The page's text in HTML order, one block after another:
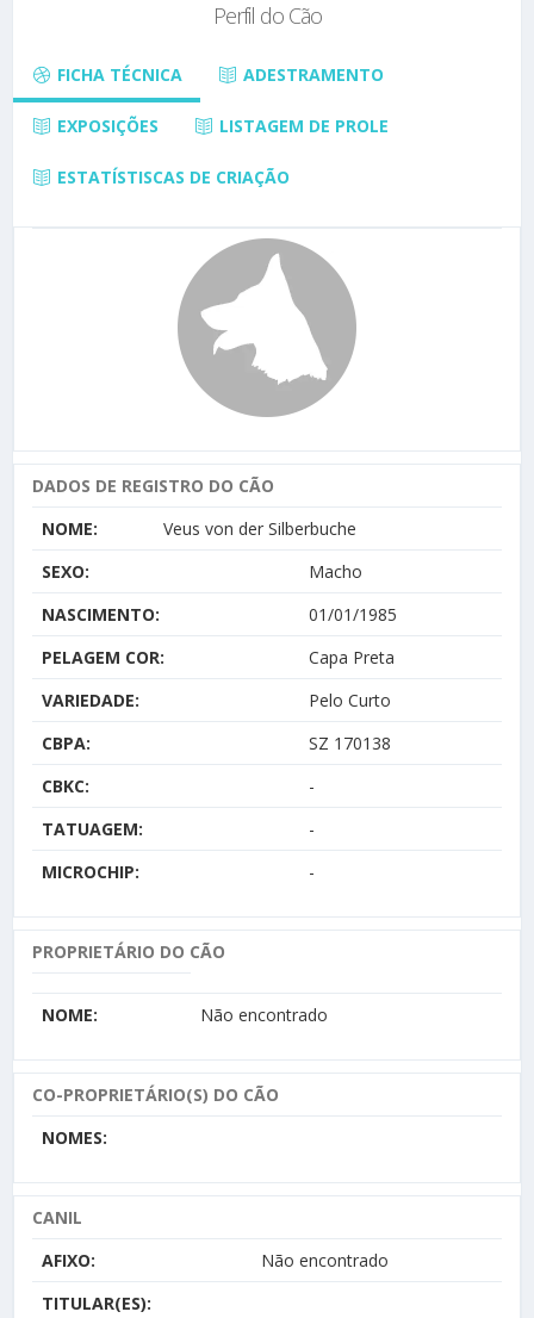
Perfil do Cão
FICHA TÉCNICA ADESTRAMENTO
EXPOSIÇÕES LISTAGEM DE PROLE
ESTATÍSTISCAS DE CRIAÇÃO
DADOS DE REGISTRO DO CÃO
NOME:
Veus von der Silberbuche
SEXO:
Macho
NASCIMENTO:
01/01/1985
PELAGEM COR:
Capa Preta
VARIEDADE:
Pelo Curto
CBPA:
SZ 170138
CBKC:
-
TATUAGEM:
-
MICROCHIP:
-
PROPRIETÁRIO DO CÃO
NOME: Não encontrado
CO-PROPRIETÁRIO(S) DO CÃO
NOMES:
CANIL
AFIXO:
Não encontrado
TITULAR(ES):